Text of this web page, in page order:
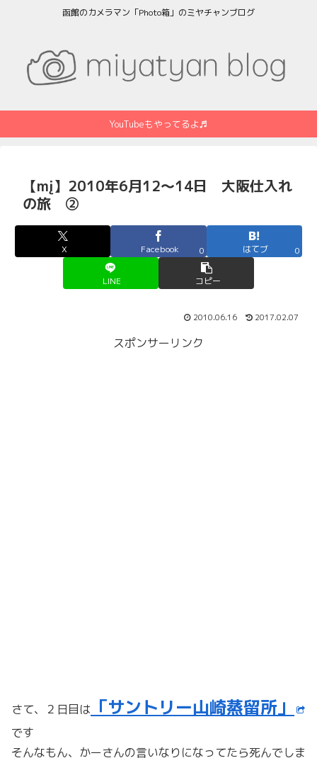
函館のカメラマン「Photo箱」のミヤチャンブログ
YouTubeもやってるよ♬
【mį】2010年6月12～14日 大阪仕入れ
の旅 ②
X Facebook 0 はてブ 0
LINE コピー
2010.06.16 2017.02.07
スポンサーリンク
さて、２日目は 「サントリー山崎蒸留所」
です
そんなもん、かーさんの言いなりになってたら死んでしま